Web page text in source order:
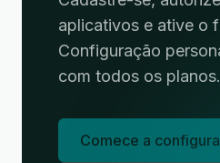
aplicativos e ative o
Configuração
com todos os planos.
Comece a